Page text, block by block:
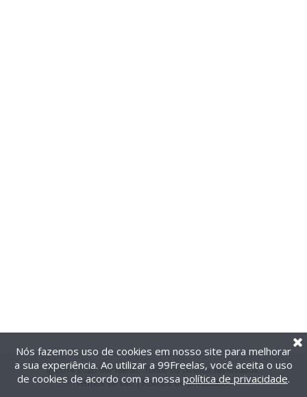
@2014-2026 99Freelas. Todos os direitos reservados.
Termos de uso| Política de privacidade
Nós fazemos uso de cookies em nosso site para melhorar
a sua experiência. Ao utilizar a 99Freelas, você aceita o uso
de cookies de acordo com a nossa política de privacidade.